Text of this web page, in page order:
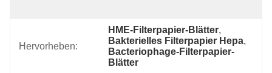
Hervorheben:
HME-Filterpapier-Blätter,
Bakterielles Filterpapier Hepa,
Bacteriophage-Filterpapier-
Blätter